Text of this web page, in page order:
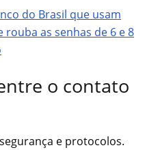
do Brasil que usam
rouba as senhas de 6 e 8
o contato
e protocolos.